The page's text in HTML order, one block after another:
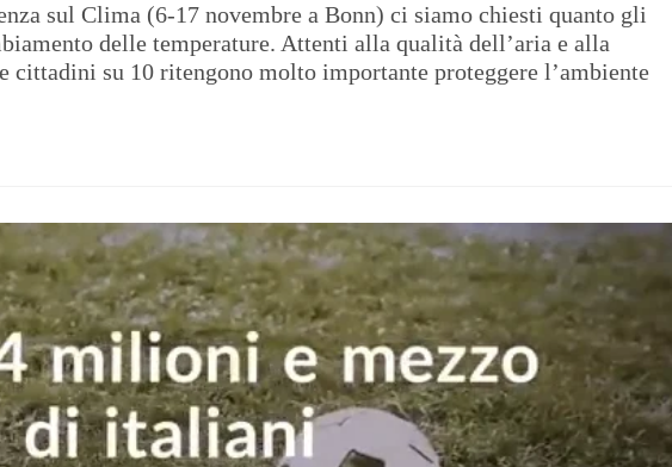
sul Clima (6-17 novembre a Bonn) ci siamo chiesti quanto gli
delle temperature. Attenti alla qualità dell’aria e alla
cittadini su 10 ritengono molto importante proteggere l’ambiente